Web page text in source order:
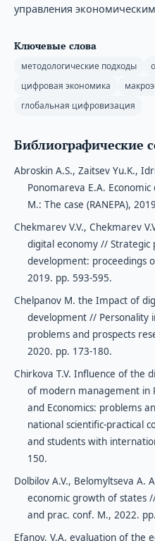
управления
Ключевые слова
методологические подходы
цифровая экономика
глобальная цифровизация
Библиографические
Abroskin A.S., Zaitsev Yu.K.,
Ponomareva E.A.
M.: The case (RANEPA),
Chekmarev V.V., Chekmarev
digital economy // Strategic
development: proceedings
2019. pp. 593-595.
Chelpanov M. the Impact of
development // Personality
problems and prospects
2020. pp. 173-180.
Chirkova T.V. Influence of the
of modern management in
and Economics: problems
national scientific-practical
and students with
150.
Dolbilov A.V., Belomyltseva A.
economic growth of states
and prac. conf. M., 2022.
Efanov, V.A. evaluation of the